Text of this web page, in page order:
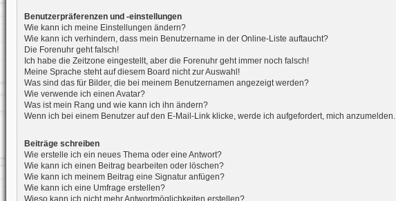
Benutzerpräferenzen und -einstellungen
Wie kann ich meine Einstellungen ändern?
Wie kann ich verhindern, dass mein Benutzername in der Online-Liste auftaucht?
Die Forenuhr geht falsch!
Ich habe die Zeitzone eingestellt, aber die Forenuhr geht immer noch falsch!
Meine Sprache steht auf diesem Board nicht zur Auswahl!
Was sind das für Bilder, die bei meinem Benutzernamen angezeigt werden?
Wie verwende ich einen Avatar?
Was ist mein Rang und wie kann ich ihn ändern?
Wenn ich bei einem Benutzer auf den E-Mail-Link klicke, werde ich aufgefordert, mich anzumelden.
Beiträge schreiben
Wie erstelle ich ein neues Thema oder eine Antwort?
Wie kann ich einen Beitrag bearbeiten oder löschen?
Wie kann ich meinem Beitrag eine Signatur anfügen?
Wie kann ich eine Umfrage erstellen?